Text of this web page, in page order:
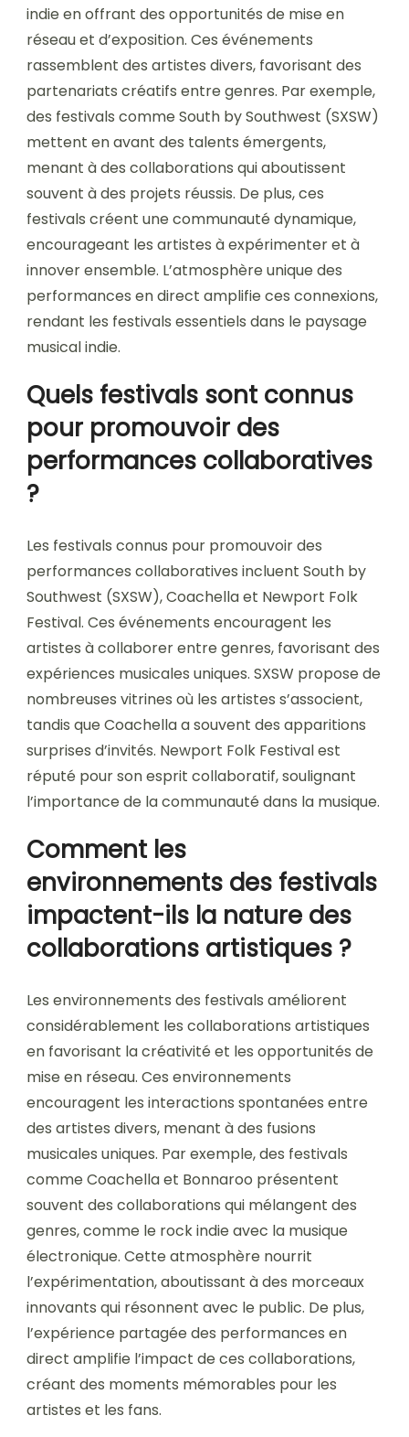
indie en offrant des opportunités de mise en
réseau et d’exposition. Ces événements
rassemblent des artistes divers, favorisant des
partenariats créatifs entre genres. Par exemple,
des festivals comme South by Southwest (SXSW)
mettent en avant des talents émergents,
menant à des collaborations qui aboutissent
souvent à des projets réussis. De plus, ces
festivals créent une communauté dynamique,
encourageant les artistes à expérimenter et à
innover ensemble. L’atmosphère unique des
performances en direct amplifie ces connexions,
rendant les festivals essentiels dans le paysage
musical indie.
Quels festivals sont connus
pour promouvoir des
performances collaboratives
?
Les festivals connus pour promouvoir des
performances collaboratives incluent South by
Southwest (SXSW), Coachella et Newport Folk
Festival. Ces événements encouragent les
artistes à collaborer entre genres, favorisant des
expériences musicales uniques. SXSW propose de
nombreuses vitrines où les artistes s’associent,
tandis que Coachella a souvent des apparitions
surprises d’invités. Newport Folk Festival est
réputé pour son esprit collaboratif, soulignant
l’importance de la communauté dans la musique.
Comment les
environnements des festivals
impactent-ils la nature des
collaborations artistiques ?
Les environnements des festivals améliorent
considérablement les collaborations artistiques
en favorisant la créativité et les opportunités de
mise en réseau. Ces environnements
encouragent les interactions spontanées entre
des artistes divers, menant à des fusions
musicales uniques. Par exemple, des festivals
comme Coachella et Bonnaroo présentent
souvent des collaborations qui mélangent des
genres, comme le rock indie avec la musique
électronique. Cette atmosphère nourrit
l’expérimentation, aboutissant à des morceaux
innovants qui résonnent avec le public. De plus,
l’expérience partagée des performances en
direct amplifie l’impact de ces collaborations,
créant des moments mémorables pour les
artistes et les fans.